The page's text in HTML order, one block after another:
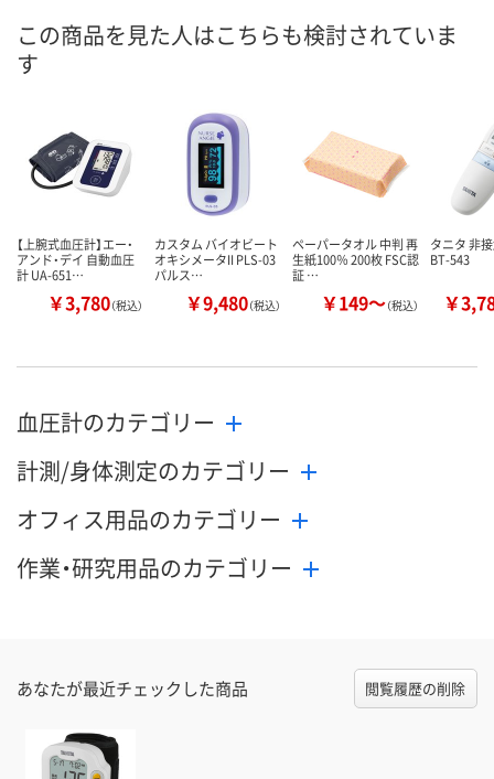
8月9日（日）
カゴへ カ
この商品を見た人はこちらも検討されていま
す
【上腕式血圧計】エー・
アンド・デイ 自動血圧
計 UA-651…
￥3,780（税込）
カスタム バイオビート
オキシメータII PLS-03
パルス…
￥9,480（税込）
ペーパータオル 中判 再
生紙100％ 200枚 FSC認
証 …
￥149～（税込）
タニタ 非
BT-543
￥
血圧計のカテゴリー
計測/身体測定のカテゴリー
オフィス用品のカテゴリー
作業・研究用品のカテゴリー
あなたが最近チェックした商品 閲覧履歴の削除